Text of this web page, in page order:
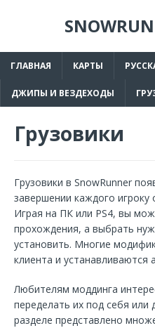
ГЛАВНАЯ КАРТЫ
ДЖИПЫ И ВЕЗДЕХОДЫ
Грузовики
Грузовики в SnowRunner
завершении каждого
Играя на ПК или PS4, вы
прохождения, а выбрать
установить. Многие
клиента и устанавливаются
Любителям моддинга
переделать их под себя или
разделе представлено